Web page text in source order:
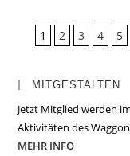
1 2 3 4 5
MITGESTALTEN
Jetzt Mitglied werden
Aktivitäten des
MEHR INFO